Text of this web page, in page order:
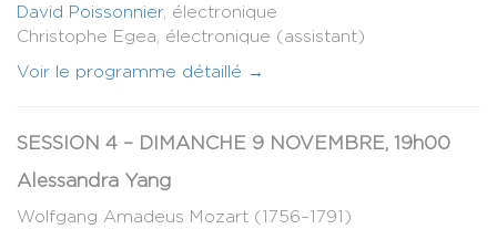
David Poissonnier, électronique
Christophe Egea, électronique (assistant)
Voir le programme détaillé →
SESSION 4 – DIMANCHE 9 NOVEMBRE, 19h00
Alessandra Yang
Wolfgang Amadeus Mozart (1756–1791)